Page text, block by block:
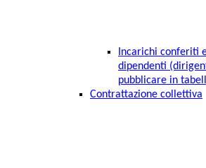
Incarichi conferiti
dipendenti
pubblicare in
Contrattazione collettiva